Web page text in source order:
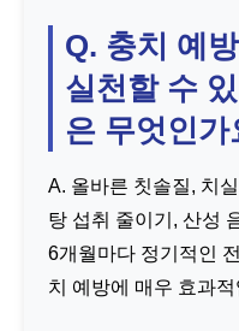
Q. 충치 예
실천할 수
은 무엇인가
A. 올바른 칫솔질, 치
탕 섭취 줄이기, 산성
6개월마다 정기적인
치 예방에 매우 효과